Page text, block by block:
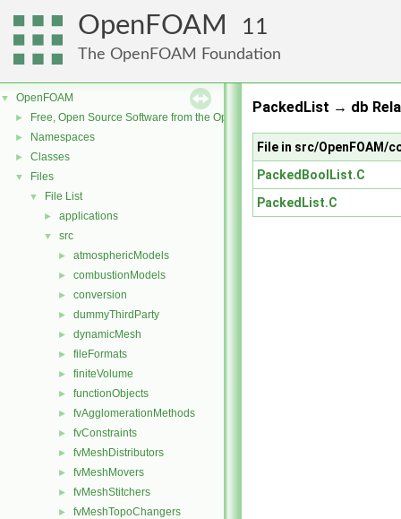
OpenFOAM 11
The OpenFOAM Foundation
▼ OpenFOAM
► Free, Open Source Software from the OpenFOAM Foundation
► Namespaces
► Classes
▼ Files
▼ File List
► applications
▼ src
► atmosphericModels
► combustionModels
► conversion
► dummyThirdParty
► dynamicMesh
► fileFormats
► finiteVolume
► functionObjects
► fvAgglomerationMethods
► fvConstraints
► fvMeshDistributors
► fvMeshMovers
► fvMeshStitchers
► fvMeshTopoChangers
PackedList → db
File in src/
PackedBoolList.C
PackedList.C